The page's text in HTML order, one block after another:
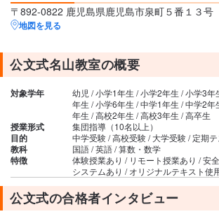
〒892-0822 鹿児島県鹿児島市泉町５番１３号
地図を見る
公文式名山教室の概要
対象学年
幼児 / 小学1年生 / 小学2年生 / 小学3年
年生 / 小学6年生 / 中学1年生 / 中学2年
年生 / 高校2年生 / 高校3年生 / 高卒生
授業形式 集団指導（10名以上）
目的 中学受験 / 高校受験 / 大学受験 / 定期
教科 国語 / 英語 / 算数・数学
特徴
体験授業あり / リモート授業あり / 安
システムあり / オリジナルテキスト使
公文式の合格者インタビュー